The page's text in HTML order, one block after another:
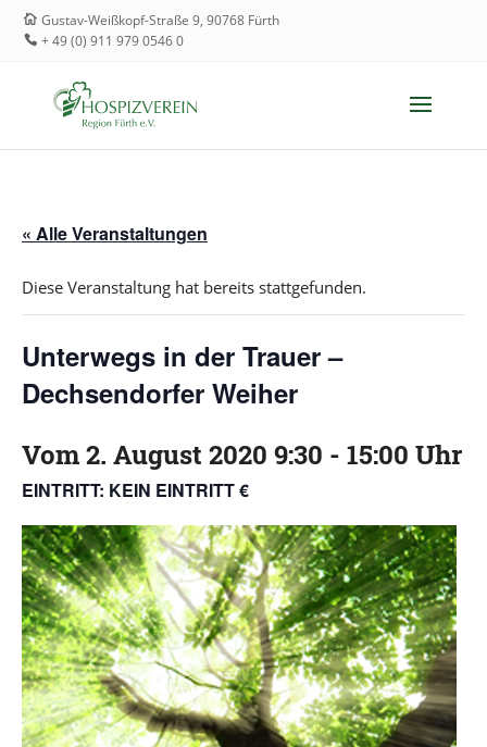
Gustav-Weißkopf-Straße 9, 90768 Fürth
+ 49 (0) 911 979 0546 0
« Alle Veranstaltungen
Diese Veranstaltung hat bereits stattgefunden.
Unterwegs in der Trauer –
Dechsendorfer Weiher
Vom2. August 2020 9:30 - 15:00 Uhr
EINTRITT: KEIN EINTRITT €